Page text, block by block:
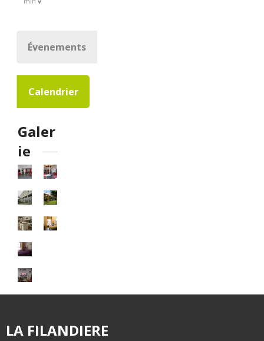
Évenements
Calendrier
Galer
ie
LA FILANDIERE